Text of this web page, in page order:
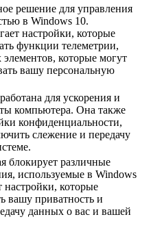
решение для управления
в Windows 10.
настройки, которые
функции телеметрии,
которые могут
вашу персональную
для ускорения и
компьютера. Она также
конфиденциальности,
слежение и передачу
блокирует различные
используемые в Windows
настройки, которые
вашу приватность и
данных о вас и вашей